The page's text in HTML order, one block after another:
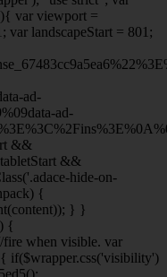
var viewport =
landscapeStart = 801;
ad-
ad-
&&
&&
hide-on-
{
} }
{
fire when visible. var
if($wrapper.css('visibility')